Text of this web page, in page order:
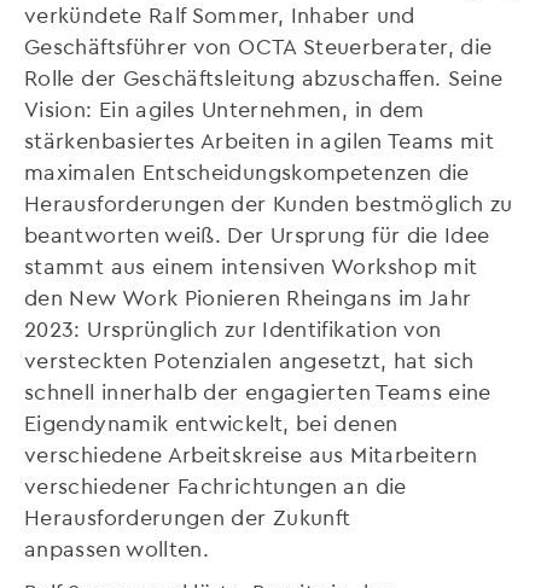
verkündete Ralf Sommer, Inhaber und
Geschäftsführer von OCTA Steuerberater, die
Rolle der Geschäftsleitung abzuschaffen. Seine
Vision: Ein agiles Unternehmen, in dem
stärkenbasiertes Arbeiten in agilen Teams mit
maximalen Entscheidungskompetenzen die
Herausforderungen der Kunden bestmöglich zu
beantworten weiß. Der Ursprung für die Idee
stammt aus einem intensiven Workshop mit
den New Work Pionieren Rheingans im Jahr
2023: Ursprünglich zur Identifikation von
versteckten Potenzialen angesetzt, hat sich
schnell innerhalb der engagierten Teams eine
Eigendynamik entwickelt, bei denen
verschiedene Arbeitskreise aus Mitarbeitern
verschiedener Fachrichtungen an die
Herausforderungen der Zukunft
anpassen wollten.